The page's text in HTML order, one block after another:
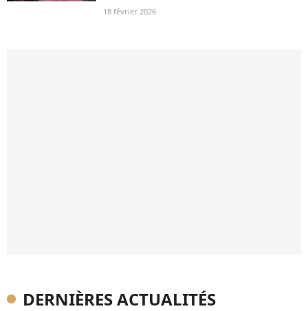
18 février 2026
DERNIÈRES ACTUALITÉS